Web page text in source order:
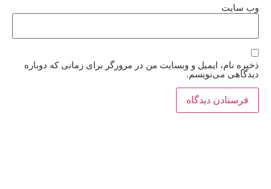
وب‌ سایت
ذخیره نام، ایمیل و وبسایت من در مرورگر برای زمانی که دوباره
دیدگاهی می‌نویسم.